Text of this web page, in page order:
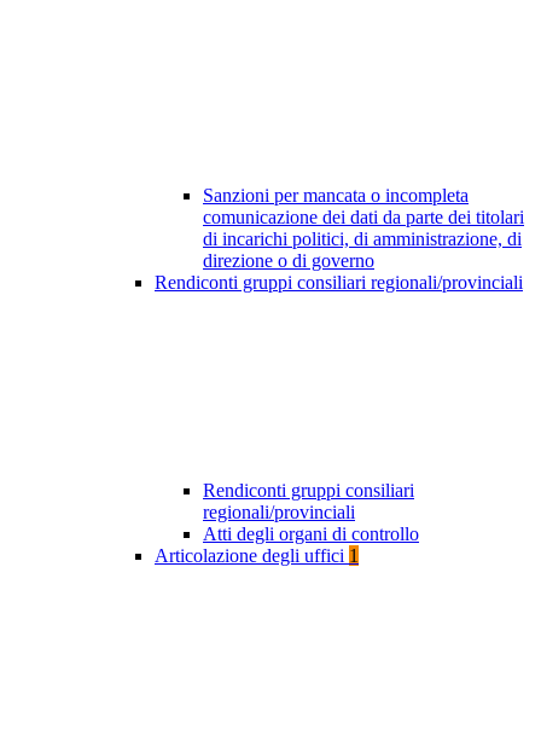
Sanzioni per mancata o incompleta
comunicazione dei dati da parte dei titolari
di incarichi politici, di amministrazione, di
direzione o di governo
Rendiconti gruppi consiliari regionali/provinciali
Rendiconti gruppi consiliari
regionali/provinciali
Atti degli organi di controllo
Articolazione degli uffici 1